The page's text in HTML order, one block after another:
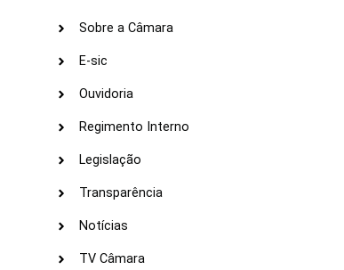
Sobre a Câmara
E-sic
Ouvidoria
Regimento Interno
Legislação
Transparência
Notícias
TV Câmara